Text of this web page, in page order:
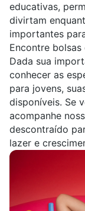
educativas,
divirtam
importantes
Encontre
Dada sua
conhecer as
para jovens,
disponíveis. Se
acompanhe
descontraído
lazer e